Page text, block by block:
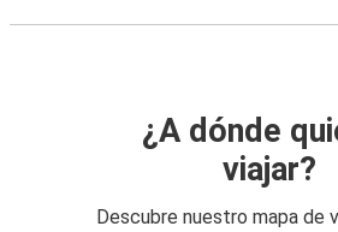
¿A dónde
viajar?
Descubre nuestro mapa de